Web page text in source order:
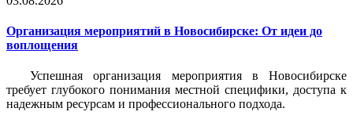
Организация мероприятий в Новосибирске: От идеи до
воплощения
Успешная организация мероприятия в Новосибирске
требует глубокого понимания местной специфики, доступа к
надежным ресурсам и профессионального подхода.